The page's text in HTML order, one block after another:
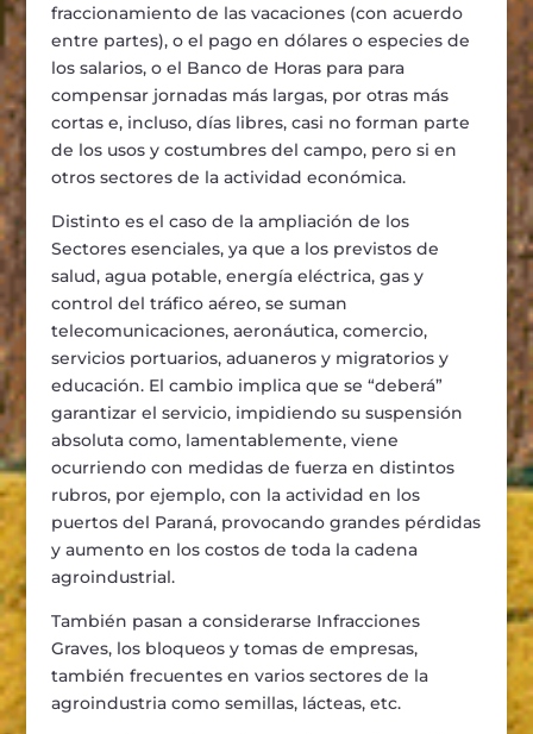
fraccionamiento de las vacaciones (con acuerdo
entre partes), o el pago en dólares o especies de
los salarios, o el Banco de Horas para para
compensar jornadas más largas, por otras más
cortas e, incluso, días libres, casi no forman parte
de los usos y costumbres del campo, pero si en
otros sectores de la actividad económica.
Distinto es el caso de la ampliación de los
Sectores esenciales, ya que a los previstos de
salud, agua potable, energía eléctrica, gas y
control del tráfico aéreo,se suman
telecomunicaciones, aeronáutica, comercio,
servicios portuarios, aduaneros y migratorios y
educación. El cambio implica que se “deberá”
garantizar el servicio, impidiendo su suspensión
absoluta como, lamentablemente, viene
ocurriendo con medidas de fuerza en distintos
rubros, por ejemplo, con la actividad en los
puertos del Paraná, provocando grandes pérdidas
y aumento en los costos de toda la cadena
agroindustrial.
También pasan a considerarse Infracciones
Graves, los bloqueos y tomas de empresas,
también frecuentes en varios sectores de la
agroindustria como semillas, lácteas, etc.